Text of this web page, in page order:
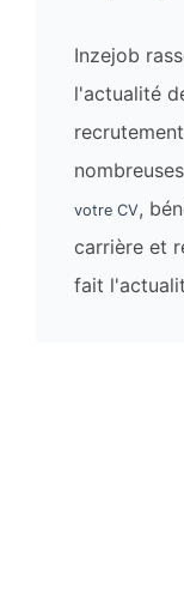
Inzejob
l'actualité
nombreuses
votre CV,
carrière et
fait